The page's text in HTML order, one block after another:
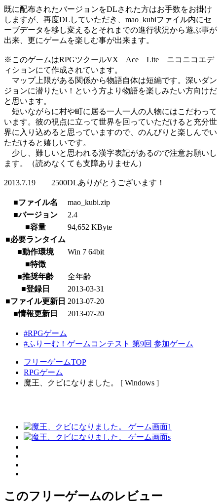
既に配布されたバージョンをDLされた方はお手数をお掛け
しますが、再度DLしていただき、mao_kubiファイル内にセ
ーブデータを移し変えるとそれまでの進行状況から遊ぶ事が
出来、更にゲームを楽しむ事が出来ます。
※このゲームはRPGツクールVX Ace Lite ニコニコエデ
ィションにて作成されています。
マップ上限がある関係から物語自体は短編です。深いダン
ジョンに潜りたい！という方より物語を楽しみたい方向けだ
と思います。
短いながらに村や町に居る一人一人の人物にはこだわって
います。彼の視点に立って世界を回っていただけると充分世
界に入り込めると思っていますので、のんびりと楽しんでい
ただけると嬉しいです。
少し、難しいと思われる漢字表記があるので注意お願いし
ます。（読めなくても支障ありません）
2013.7.19 2500DLありがとうございます！
■ファイル名
mao_kubi.zip
■バージョン
2.4
■容量
94,652 KByte
■必要ランタイム
■動作環境
Win 7 64bit
■特徴
■推奨年齢
全年齢
■登録日
2013-03-31
■ファイル更新日 2013-07-20
■情報更新日
2013-07-20
#RPGゲーム
#ふりーむ！ゲームコンテスト 第9回 参加ゲーム
フリーゲームTOP
RPGゲーム
魔王、クビになりました。 [ Windows ]
このフリーゲームのレビュー